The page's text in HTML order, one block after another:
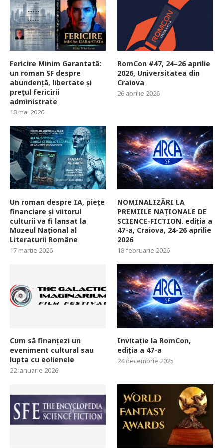
Fericire Minim Garantată:
un roman SF despre
abundență, libertate și
prețul fericirii
administrate
18 mai 2026
RomCon #47, 24–26 aprilie
2026, Universitatea din
Craiova
26 aprilie 2026
Un roman despre IA, piețe
financiare și viitorul
culturii va fi lansat la
Muzeul Național al
Literaturii Române
17 martie 2026
NOMINALIZĂRI LA
PREMIILE NAȚIONALE DE
SCIENCE-FICTION, ediția a
47-a, Craiova, 24-26 aprilie
2026
18 februarie 2026
Cum să finanțezi un
eveniment cultural sau
lupta cu eolienele
22 ianuarie 2026
Invitație la RomCon,
ediția a 47-a
24 decembrie 2025